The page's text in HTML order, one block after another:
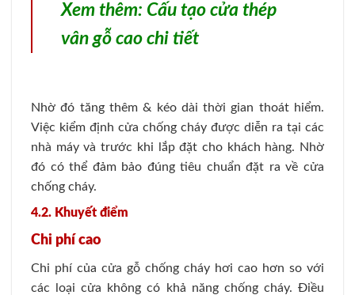
Xem thêm: Cấu tạo cửa thép
vân gỗ cao chi tiết
Nhờ đó tăng thêm & kéo dài thời gian thoát hiểm.
Việc kiểm định cửa chống cháy được diễn ra tại các
nhà máy và trước khi lắp đặt cho khách hàng. Nhờ
đó có thể đảm bảo đúng tiêu chuẩn đặt ra về cửa
chống cháy.
4.2. Khuyết điểm
Chi phí cao
Chi phí của cửa gỗ chống cháy hơi cao hơn so với
các loại cửa không có khả năng chống cháy. Điều